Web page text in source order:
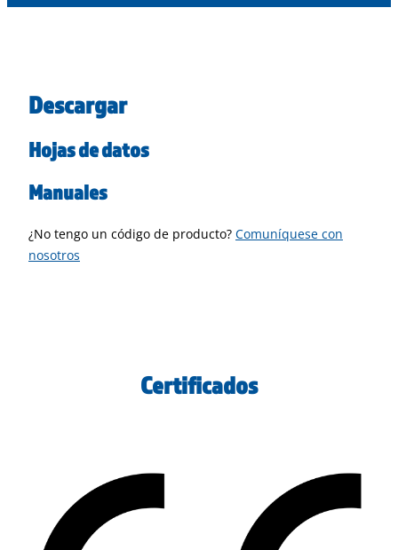
Descargar
Hojas de datos
Manuales
¿No tengo un código de producto? Comuníquese con
nosotros
Certificados